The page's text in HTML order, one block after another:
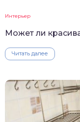
Интерьер
Может ли
Читать далее